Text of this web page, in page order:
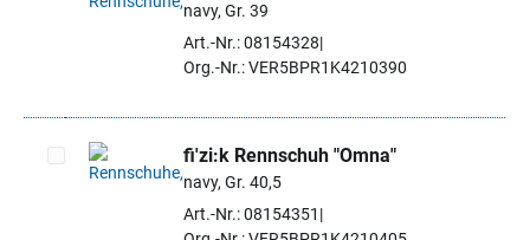
Artikel auswählen
navy, Gr. 39
Art.-Nr.: 08154328
Org.-Nr.: VER5BPR1K4210390
Artikel auswählen
fi'zi:k Rennschuh "Omna"
navy, Gr. 40,5
Art.-Nr.: 08154351